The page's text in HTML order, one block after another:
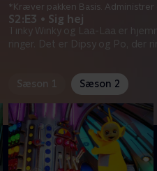
S2:E3 • Sig hej
Tinky Winky og Laa-Laa er
ringer. Det er Dipsy og Po, der
*Kræver pakken Basis. Administrer
Sæson 1 Sæson 2